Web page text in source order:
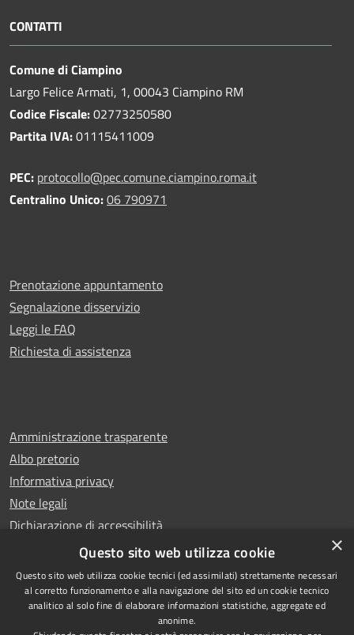
CONTATTI
Comune di Ciampino
Largo Felice Armati, 1, 00043 Ciampino RM
Codice Fiscale:02773250580
Partita IVA:01115411009
PEC: protocollo@pec.comune.ciampino.roma.it
Centralino Unico:06 790971
Prenotazione appuntamento
Segnalazione disservizio
Leggi le FAQ
Richiesta di assistenza
Amministrazione trasparente
Albo pretorio
Informativa privacy
Note legali
Dichiarazione di accessibilità
Whistleblowing
Copyright © 2024 Città
×
Questo sito web utilizza cookie
Questo sito web utilizza cookie tecnici (ed assimilati) strettamente necessari
al corretto funzionamento e alla navigazione del sito ed un cookie tecnico
analitico al solo fine di elaborare informazioni statistiche, aggregate ed
anonime.